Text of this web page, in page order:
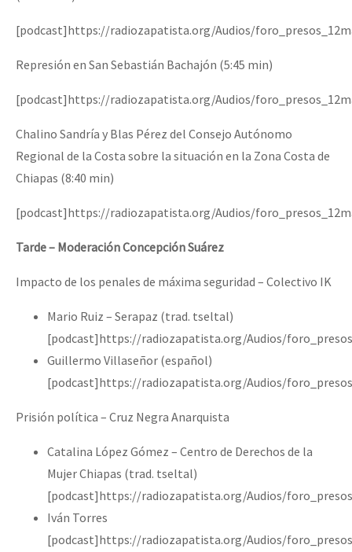
[podcast]https://radiozapatista.org/Audios/
Represión en San Sebastián Bachajón (5:45 min)
[podcast]https://radiozapatista.org/Audios/
Chalino Sandría y Blas Pérez del Consejo Autónomo
Regional de la Costa sobre la situación en la Zona Costa de
Chiapas (8:40 min)
[podcast]https://radiozapatista.org/Audios/
Tarde – Moderación Concepción Suárez
Impacto de los penales de máxima seguridad – Colectivo IK
Mario Ruiz – Serapaz (trad. tseltal)
[podcast]https://radiozapatista.org/Audios/
Guillermo Villaseñor (español)
[podcast]https://radiozapatista.org/Audios/
Prisión política – Cruz Negra Anarquista
Catalina López Gómez – Centro de Derechos de la
Mujer Chiapas (trad. tseltal)
[podcast]https://radiozapatista.org/Audios/
Iván Torres
[podcast]https://radiozapatista.org/Audios/